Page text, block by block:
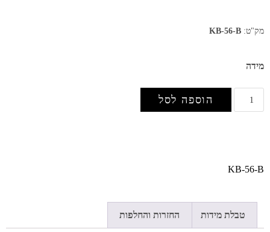
מק"ט: KB-56-B
מידה
הוספה לסל
KB-56-B
טבלת מידות החזרות והחלפות